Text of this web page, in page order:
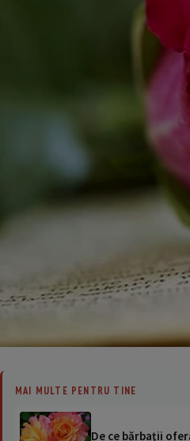
MAI MULTE PENTRU TINE
De ce bărbaţii